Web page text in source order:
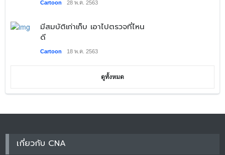
Cartoon 28 พ.ค. 2563
มีสมบัติเก่าเก็บ เอาไปตรวจที่ไหน
ดี
Cartoon 18 พ.ค. 2563
ดูทั้งหมด
เกี่ยวกับ CNA